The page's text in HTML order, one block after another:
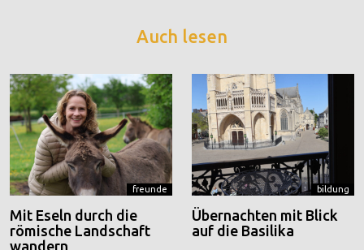
Auch lesen
freunde
Mit Eseln durch die
römische Landschaft
wandern
bildung
Übernachten mit Blick
auf die Basilika